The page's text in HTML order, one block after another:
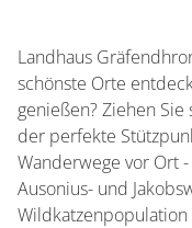
Landhaus
schönste Orte
genießen? Ziehen
der perfekte
Wanderwege vor Ort
Ausonius- und